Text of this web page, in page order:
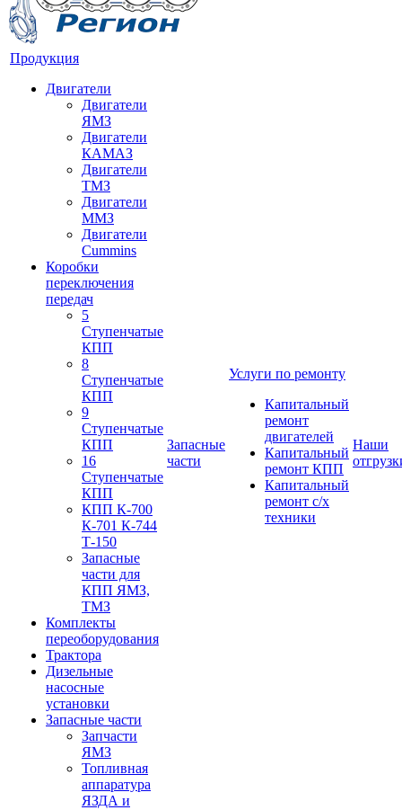
Продукция
Двигатели
Двигатели
ЯМЗ
Двигатели
КАМАЗ
Двигатели
ТМЗ
Двигатели
ММЗ
Двигатели
Cummins
Коробки
переключения
передач
5
Ступенчатые
КПП
8
Ступенчатые
КПП
9
Ступенчатые
КПП
16
Ступенчатые
КПП
КПП К-700
К-701 К-744
Т-150
Запасные
части для
КПП ЯМЗ,
ТМЗ
Комплекты
переоборудования
Трактора
Дизельные
насосные
установки
Запасные части
Запчасти
ЯМЗ
Топливная
аппаратура
ЯЗДА и
Запасные
части
Услуги по ремонту
Капитальный
ремонт
двигателей
Капитальный
ремонт КПП
Капитальный
ремонт с/х
техники
Наши